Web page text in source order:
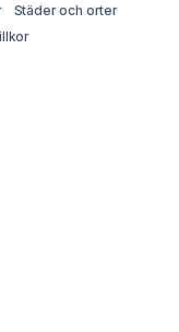
Städer och orter